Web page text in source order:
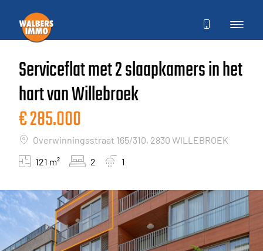
Kopen
Nieuwbouw
Verkopen
Contact
Nieuws
Vacatures
GRATIS SCHATTING
Serviceflat met 2 slaapkamers in het
hart van Willebroek
€ 285.000
Overwinningsstraat 165/310, 2830 WILLEBROEK
121 m²
2 1